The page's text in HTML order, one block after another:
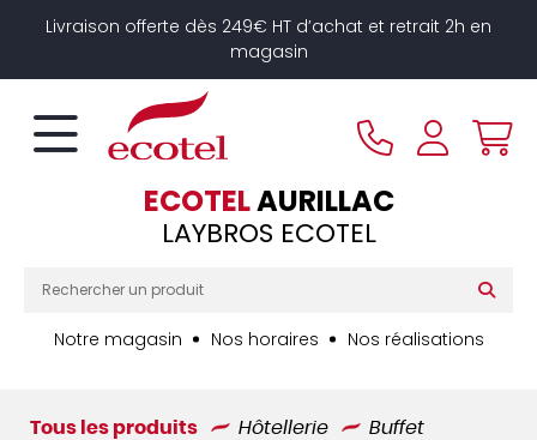
Livraison offerte dès 249€ HT d’achat et retrait 2h en
magasin
ECOTELAURILLAC
LAYBROS ECOTEL
Notre magasin Nos horaires Nos réalisations
Tous les produits Hôtellerie
Buffet
Panneau de gestion des cookies